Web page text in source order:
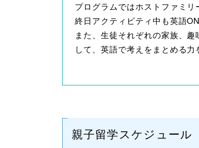
プログラムではホストファミ
終日アクティビティ中も英語
また、生徒それぞれの家族、
して、英語で考えをまとめる力
親子留学スケジュール